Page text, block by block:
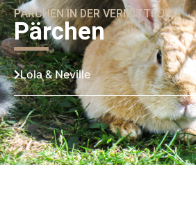
PÄRCHEN IN DER VERMITTLUNG
Pärchen
Lola & Neville